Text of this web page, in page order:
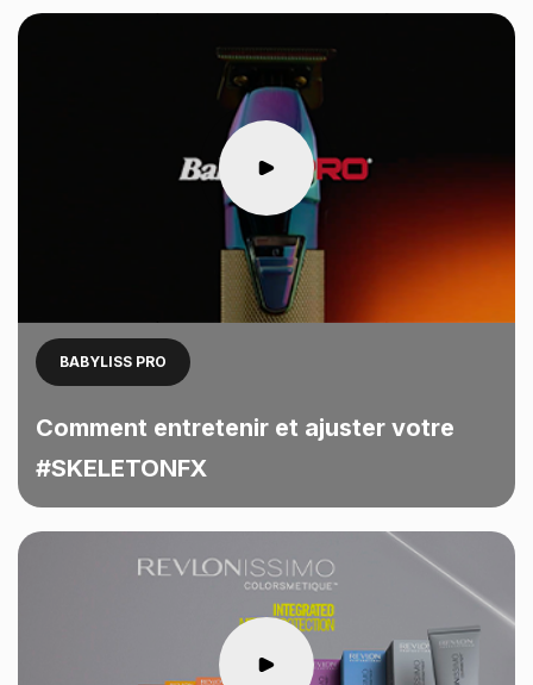
BABYLISS PRO
Comment entretenir et ajuster votre
#SKELETONFX